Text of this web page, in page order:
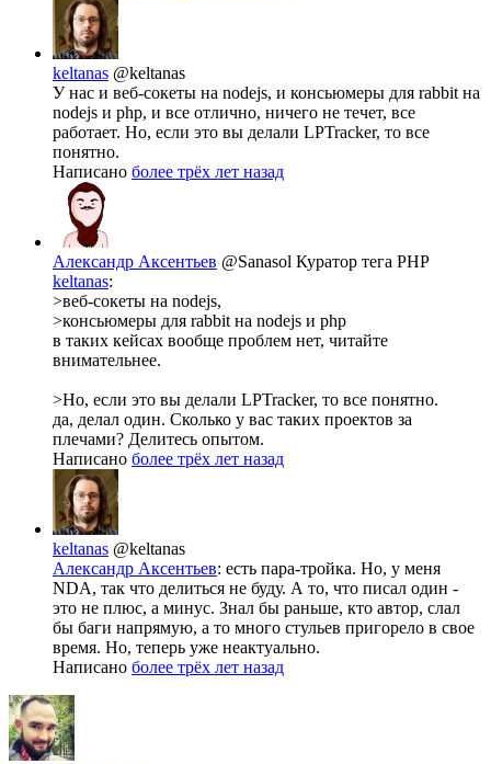
keltanas @keltanas
У нас и веб-сокеты на nodejs, и консьюмеры для rabbit на
nodejs и php, и все отлично, ничего не течет, все
работает. Но, если это вы делали LPTracker, то все
понятно.
Написано более трёх лет назад
Александр Аксентьев @Sanasol Куратор тега PHP
keltanas:
>веб-сокеты на nodejs,
>консьюмеры для rabbit на nodejs и php
в таких кейсах вообще проблем нет, читайте
внимательнее.
>Но, если это вы делали LPTracker, то все понятно.
да, делал один. Сколько у вас таких проектов за
плечами? Делитесь опытом.
Написано более трёх лет назад
keltanas @keltanas
Александр Аксентьев: есть пара-тройка. Но, у меня
NDA, так что делиться не буду. А то, что писал один -
это не плюс, а минус. Знал бы раньше, кто автор, слал
бы баги напрямую, а то много стульев пригорело в свое
время. Но, теперь уже неактуально.
Написано более трёх лет назад